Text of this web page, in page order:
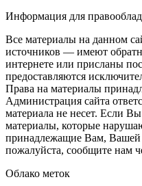
Информация для
Все материалы на данном
источников — имеют
интернете или присланы
предоставляются
Права на материалы
Администрация сайта
материала не несет. Если
материалы, которые
принадлежащие Вам, Вашей
пожалуйста, сообщите нам
Облако меток